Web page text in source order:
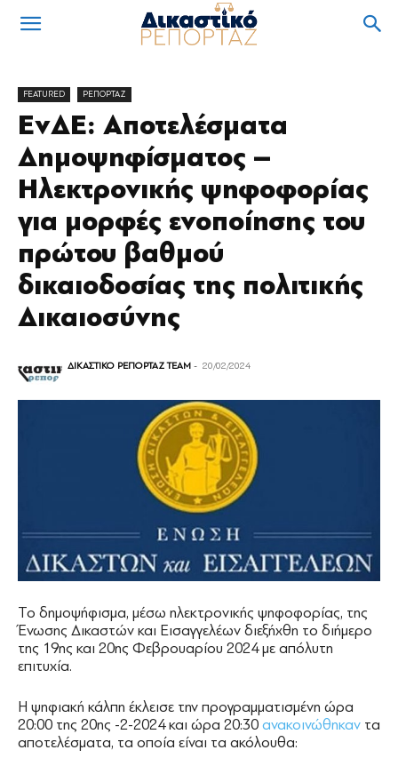
FEATURED ΡΕΠΟΡΤΑΖ
ΕνΔΕ: Αποτελέσματα
Δημοψηφίσματος –
Ηλεκτρονικής ψηφοφορίας
για μορφές ενοποίησης του
πρώτου βαθμού
δικαιοδοσίας της πολιτικής
Δικαιοσύνης
ΔΙΚΑΣΤΙΚΟ ΡΕΠΟΡΤΑΖ TEAM - 20/02/2024
Το δημοψήφισμα, μέσω ηλεκτρονικής ψηφοφορίας, της
Ένωσης Δικαστών και Εισαγγελέων διεξήχθη το διήμερο
της 19ης και 20ης Φεβρουαρίου 2024 με απόλυτη
επιτυχία.
Η ψηφιακή κάλπη έκλεισε την προγραμματισμένη ώρα
20:00 της 20ης -2-2024 και ώρα 20:30 ανακοινώθηκαν τα
αποτελέσματα, τα οποία είναι τα ακόλουθα: